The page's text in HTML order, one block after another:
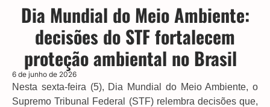
Dia Mundial do Meio Ambiente:
decisões do STF fortalecem
proteção ambiental no Brasil
6 de junho de 2026
Nesta sexta-feira (5), Dia Mundial do Meio Ambiente, o
Supremo Tribunal Federal (STF) relembra decisões que,